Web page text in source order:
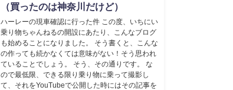
（買ったのは神奈川だけど）
ハーレーの現車確認に行った件 この度、いちにい
乗り物ちゃんねるの開設にあたり、こんなブログ
も始めることになりました。 そう書くと、こんな
の作っても続かなくては意味がない！そう思われ
ていることでしょう。 そう、その通りです。 な
ので最低限、できる限り乗り物に乗って撮影し
て、それをYouTubeで公開した時にはその記事を